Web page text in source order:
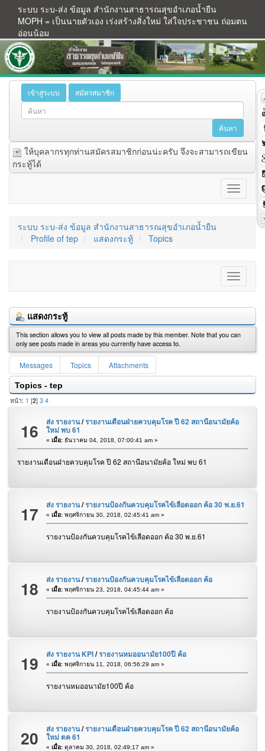
ระบบ ระบ-ส่ง ข้อมูล สำนักงานสาธารณสุขอำเภอน้ำยืน
MOPH = เป็นนายตัวเอง เร่งสร้างสิ่งใหม่ ใส่ใจประชาชน ถ่อมตน
อ่อนน้อม
เข้าสู่ระบบ สมัครสมาชิก
ให้บุคลากรทุกท่านสมัครสมาชิกก่อนน่ะครับ จึงจะสามารถเขียน
กระทู้ได้
ระบบ ระบ-ส่ง ข้อมูล สำนักงานสาธารณสุขอำเภอน้ำยืน
Profile of tep
แสดงกระทู้ Topics
แสดงกระทู้
This section allows you to view all posts made by this member. Note that you can
only see posts made in areas you currently have access to.
Messages Topics Attachments
Topics - tep
หน้า: 1 [2]3 4
16 ส่ง รายงาน/รายงานเดือนฝ่ายควบคุมโรค ปี 62 สถานีอนามัยค้อ
ใหม่ พบ 61
« เมื่อ:ธันวาคม 04, 2018, 07:00:41 am »
รายงานเดือนฝ่ายควบคุมโรค ปี 62 สถานีอนามัยค้อ ใหม่ พบ 61
17 ส่ง รายงาน/รายงานป้องกันควบคุมโรคไข้เลือดออก ค้อ 30 พ.ย.61
« เมื่อ:พฤศจิกายน 30, 2018, 02:45:41 am »
รายงานป้องกันควบคุมโรคไข้เลือดออก ค้อ 30 พ.ย.61
18 ส่ง รายงาน/รายงานป้องกันควบคุมโรคไข้เลือดออก ค้อ
« เมื่อ:พฤศจิกายน 23, 2018, 04:45:44 am »
รายงานป้องกันควบคุมโรคไข้เลือดออก ค้อ
19 ส่ง รายงาน KPI/รายงานหมออนามัย100ปี ค้อ
« เมื่อ:พฤศจิกายน 11, 2018, 06:56:29 am »
รายงานหมออนามัย100ปี ค้อ
20 ส่ง รายงาน/รายงานเดือนฝ่ายควบคุมโรค ปี 62 สถานีอนามัยค้อ
ใหม่ ตค 61
« เมื่อ:ตุลาคม 30, 2018, 02:49:17 am »